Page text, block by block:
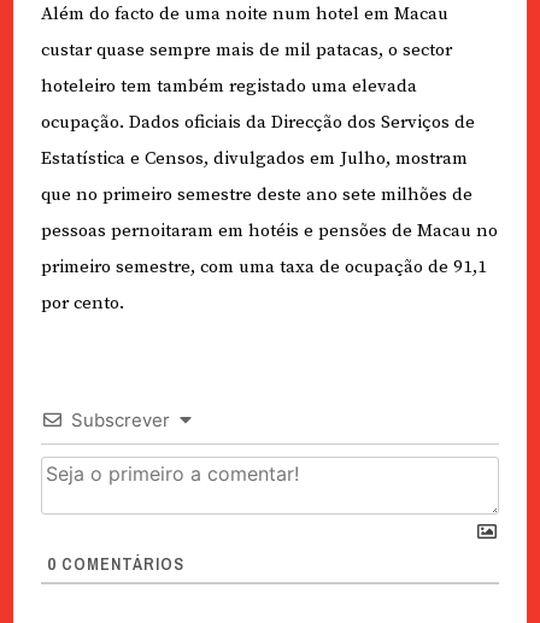
Além do facto de uma noite num hotel em Macau
custar quase sempre mais de mil patacas, o sector
hoteleiro tem também registado uma elevada
ocupação. Dados oficiais da Direcção dos Serviços de
Estatística e Censos, divulgados em Julho, mostram
que no primeiro semestre deste ano sete milhões de
pessoas pernoitaram em hotéis e pensões de Macau no
primeiro semestre, com uma taxa de ocupação de 91,1
por cento.
Subscrever
0 COMENTÁRIOS